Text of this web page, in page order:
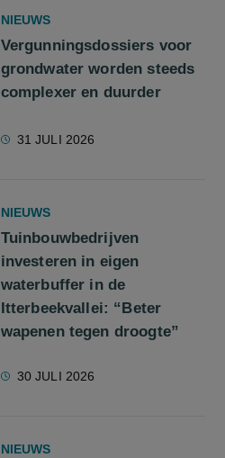
NIEUWS
Vergunningsdossiers voor
grondwater worden steeds
complexer en duurder
31 JULI 2026
NIEUWS
Tuinbouwbedrijven
investeren in eigen
waterbuffer in de
Itterbeekvallei: “Beter
wapenen tegen droogte”
30 JULI 2026
NIEUWS